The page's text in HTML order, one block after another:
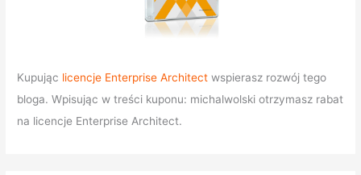
Kupując licencje Enterprise Architect wspierasz rozwój tego
bloga. Wpisując w treści kuponu: michalwolski otrzymasz rabat
na licencje Enterprise Architect.